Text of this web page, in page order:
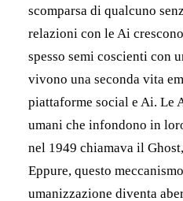
scomparsa di qualcuno
relazioni con le Ai
spesso semi coscienti con
vivono una seconda vita
piattaforme social e Ai. Le
umani che infondono in
nel 1949 chiamava il
Eppure, questo
umanizzazione diventa